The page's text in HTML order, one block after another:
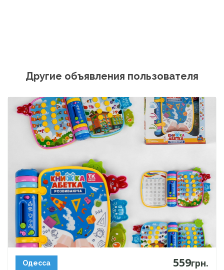
Другие объявления пользователя
Одесса 559грн.